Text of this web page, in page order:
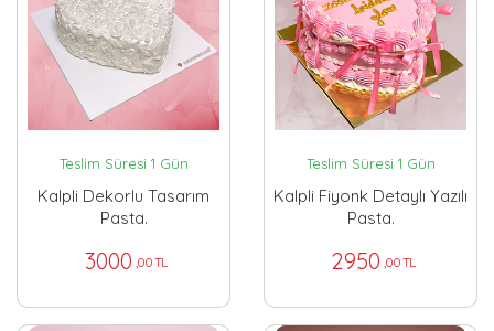
Teslim Süresi 1 Gün
Kalpli Dekorlu Tasarım
Pasta.
3000 ,00 TL
Teslim Süresi 1 Gün
Kalpli Fiyonk Detaylı Yazılı
Pasta.
2950 ,00 TL